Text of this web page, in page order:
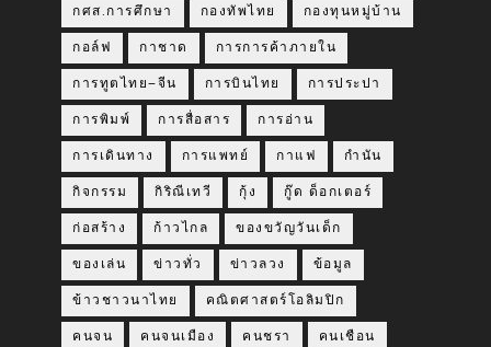
กศส.การศึกษา กองทัพไทย กองทุนหมู่บ้าน
กอล์ฟ กาชาด การการค้าภายใน
การทูตไทย–จีน การบินไทย การประปา
การพิมพ์ การสื่อสาร การอ่าน
การเดินทาง การแพทย์ กาแฟ กำนัน
กิจกรรม กิริณีเทวี กุ้ง กู๊ด ด็อกเตอร์
ก่อสร้าง ก้าวไกล ของขวัญวันเด็ก
ของเล่น ข่าวทั่ว ข่าวลวง ข้อมูล
ข้าวชาวนาไทย คณิตศาสตร์โอลิมปิก
คนจน คนจนเมือง คนชรา คนเชือน